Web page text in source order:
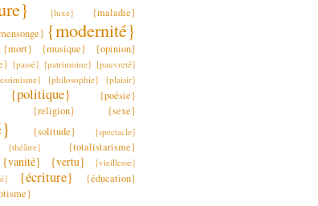
{luxe} {maladie}
{modernité}
{mort} {musique}
{opinion}
{passé} {patrimoine} {pauvreté}
{philosophie}
{plaisir}
{politique}
{poésie}
{religion} {sexe}
{solitude}
{spectacle}
{théâtre}
{totalistarisme}
{vanité} {vertu}
{vieillesse}
{écriture}
{éducation}